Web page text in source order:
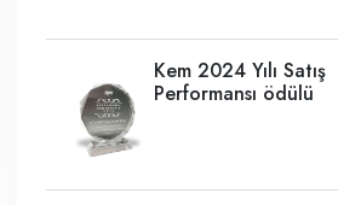
Kem 2024 Yılı Satış
Performansı ödülü